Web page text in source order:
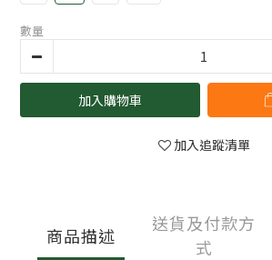
數量
加入購物車
加入追蹤清單
商品描述
送貨及付款方
式